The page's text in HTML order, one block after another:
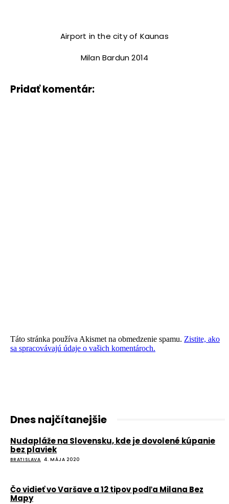
Airport in the city of Kaunas
Milan Bardun 2014
Pridať komentár:
Táto stránka používa Akismet na obmedzenie spamu. Zistite, ako
sa spracovávajú údaje o vašich komentároch.
Dnes najčítanejšie
Nudapláže na Slovensku, kde je dovolené kúpanie
bez plaviek
BRATISLAVA 4. MÁJA 2020
Čo vidieť vo Varšave a 12 tipov podľa Milana Bez
Mapy